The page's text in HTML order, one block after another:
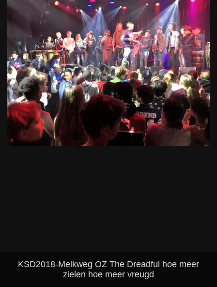
KSD2018-Melkweg OZ The Dreadful hoe meer
zielen hoe meer vreugd